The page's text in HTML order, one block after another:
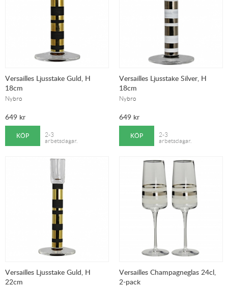
Versailles Ljusstake Guld, H
18cm
Nybro
649 kr
KÖP
2-3
arbetsdagar.
Versailles Ljusstake Silver, H
18cm
Nybro
649 kr
KÖP
2-3
arbetsdagar.
Versailles Ljusstake Guld, H
22cm
Versailles Champagneglas 24cl,
2-pack